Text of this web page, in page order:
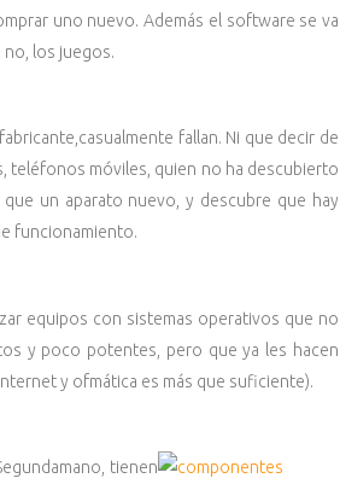
uno nuevo. Además el software se va
los juegos.
fallan. Ni que decir de
teléfonos móviles, quien no ha descubierto
un aparato nuevo, y descubre que hay
funcionamiento.
equipos con sistemas operativos que no
y poco potentes, pero que ya les hacen
y ofmática es más que suficiente).
tienen